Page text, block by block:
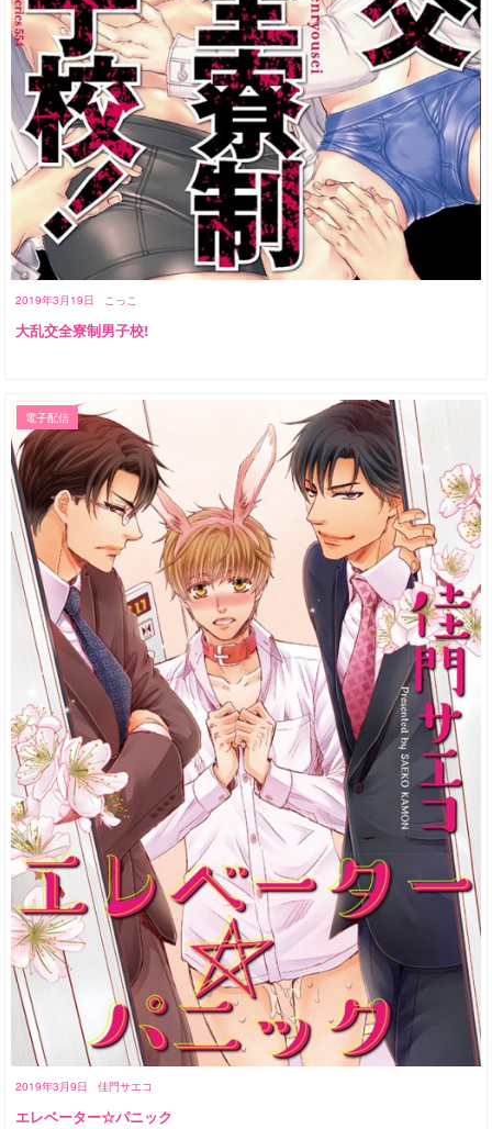
2019年3月19日 こっこ
大乱交全寮制男子校!
2019年3月9日 佳門サエコ
電子配信
エレベーター☆パニック